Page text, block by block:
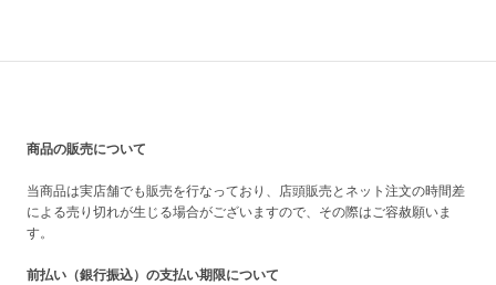
商品の販売について
当商品は実店舗でも販売を行なっており、店頭販売とネット注文の時間差
による売り切れが生じる場合がございますので、その際はご容赦願いま
す。
前払い（銀行振込）の支払い期限について